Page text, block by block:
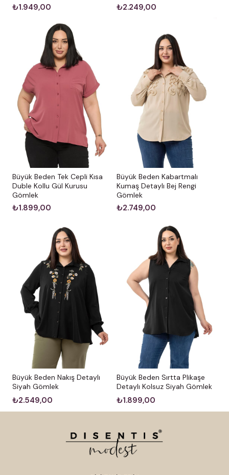
₺1.949,00 ₺2.249,00
Büyük Beden Tek Cepli Kısa
Duble Kollu Gül Kurusu
Gömlek
₺1.899,00
Büyük Beden Kabartmalı
Kumaş Detaylı Bej Rengi
Gömlek
₺2.749,00
Büyük Beden Nakış Detaylı
Siyah Gömlek
₺2.549,00
Büyük Beden Sırtta Plikaşe
Detaylı Kolsuz Siyah Gömlek
₺1.899,00